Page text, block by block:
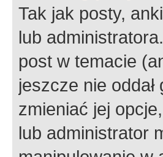
Tak jak posty,
lub
post w temacie
jeszcze nie
zmieniać jej
lub administrator